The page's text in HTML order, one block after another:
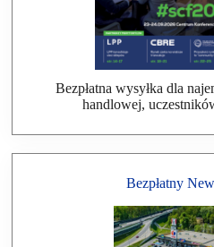
Bezpłatna wysyłka dla
handlowej,
Bezpłatny